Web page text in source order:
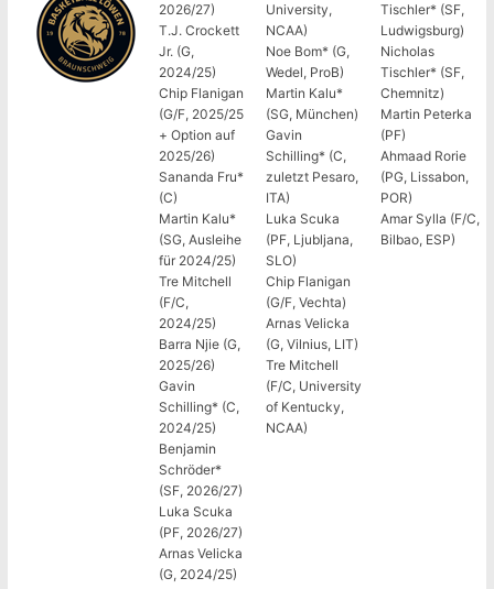
2026/27)
T.J. Crockett
Jr. (G,
2024/25)
Chip Flanigan
(G/F, 2025/25
+ Option auf
2025/26)
Sananda Fru*
(C)
Martin Kalu*
(SG, Ausleihe
für 2024/25)
Tre Mitchell
(F/C,
2024/25)
Barra Njie (G,
2025/26)
Gavin
Schilling* (C,
2024/25)
Benjamin
Schröder*
(SF, 2026/27)
Luka Scuka
(PF, 2026/27)
Arnas Velicka
(G, 2024/25)
University,
NCAA)
Noe Bom* (G,
Wedel, ProB)
Martin Kalu*
(SG, München)
Gavin
Schilling* (C,
zuletzt Pesaro,
ITA)
Luka Scuka
(PF, Ljubljana,
SLO)
Chip Flanigan
(G/F, Vechta)
Arnas Velicka
(G, Vilnius, LIT)
Tre Mitchell
(F/C, University
of Kentucky,
NCAA)
Tischler* (SF,
Ludwigsburg)
Nicholas
Tischler* (SF,
Chemnitz)
Martin Peterka
(PF)
Ahmaad Rorie
(PG, Lissabon,
POR)
Amar Sylla (F/C,
Bilbao, ESP)